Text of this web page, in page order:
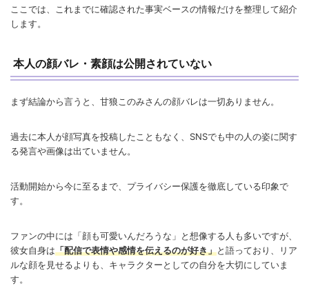
ここでは、これまでに確認された事実ベースの情報だけを整理して紹介
します。
本人の顔バレ・素顔は公開されていない
まず結論から言うと、甘狼このみさんの顔バレは一切ありません。
過去に本人が顔写真を投稿したこともなく、SNSでも中の人の姿に関す
る発言や画像は出ていません。
活動開始から今に至るまで、プライバシー保護を徹底している印象で
す。
ファンの中には「顔も可愛いんだろうな」と想像する人も多いですが、
彼女自身は「配信で表情や感情を伝えるのが好き」と語っており、リア
ルな顔を見せるよりも、キャラクターとしての自分を大切にしていま
す。